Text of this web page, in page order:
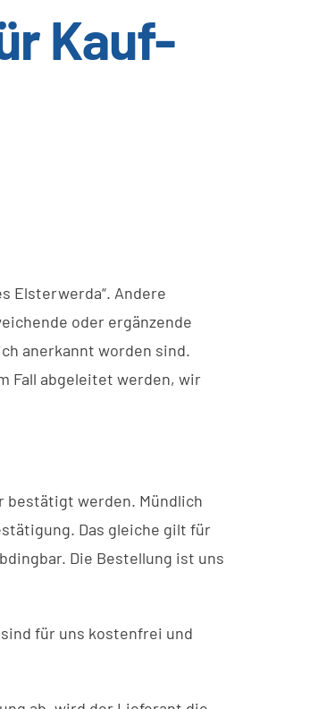
Kauf-
Elsterwerda“. Andere
oder ergänzende
anerkannt worden sind.
Fall abgeleitet werden, wir
bestätigt werden. Mündlich
Das gleiche gilt für
Die Bestellung ist uns
für uns kostenfrei und